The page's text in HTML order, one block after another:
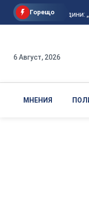
Горещо
След 81 години:
6 Август, 2026
МНЕНИЯ